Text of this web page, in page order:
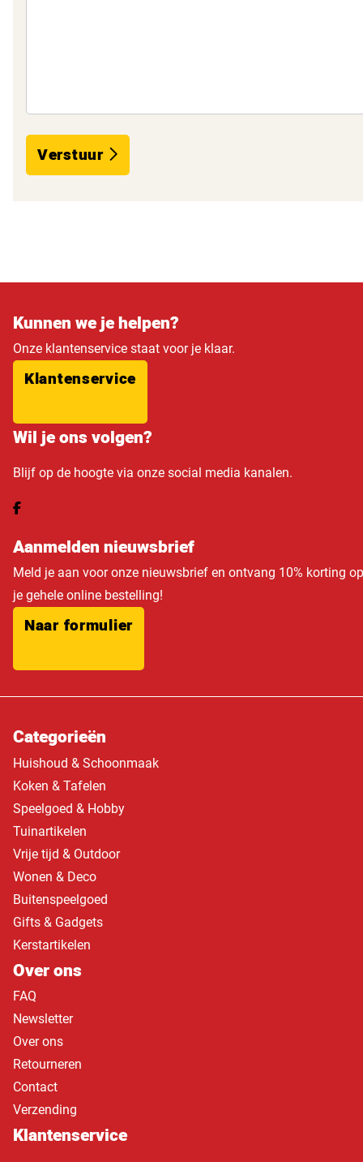
Verstuur
Kunnen we je helpen?
Onze klantenservice staat voor je klaar.
Klantenservice
Wil je ons volgen?
Blijf op de hoogte via onze social media kanalen.
Aanmelden nieuwsbrief
Meld je aan voor onze nieuwsbrief en ontvang 10% korting op
je gehele online bestelling!
Naar formulier
Categorieën
Huishoud & Schoonmaak
Koken & Tafelen
Speelgoed & Hobby
Tuinartikelen
Vrije tijd & Outdoor
Wonen & Deco
Buitenspeelgoed
Gifts & Gadgets
Kerstartikelen
Over ons
FAQ
Newsletter
Over ons
Retourneren
Contact
Verzending
Klantenservice